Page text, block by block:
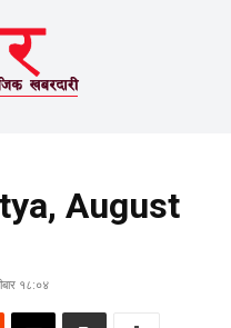
August
१८:०४